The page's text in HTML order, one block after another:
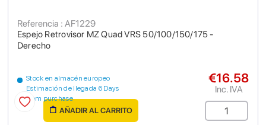
Espejo Retrovisor MZ Quad VRS 50/100/150/175 -
Derecho
Referencia : AF1229
Stock en almacén europeo
Estimación de llegada 6 Days
from purchase
€16.58
Inc. IVA
AÑADIR AL CARRITO